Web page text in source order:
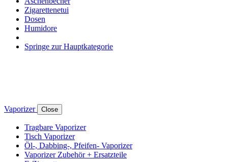
Zigarettenetui
Dosen
Humidore
Springe zur Hauptkategorie
Vaporizer Close
Tragbare Vaporizer
Tisch Vaporizer
Öl-, Dabbing-, Pfeifen- Vaporizer
Vaporizer Zubehör + Ersatzteile